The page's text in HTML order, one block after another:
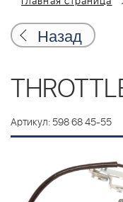
Назад
Артикул: 598 68 45-55